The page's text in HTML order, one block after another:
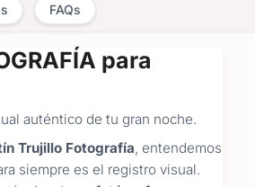
FAQs
para
auténtico de tu gran noche.
Trujillo Fotografía, entendemos
siempre es el registro visual.